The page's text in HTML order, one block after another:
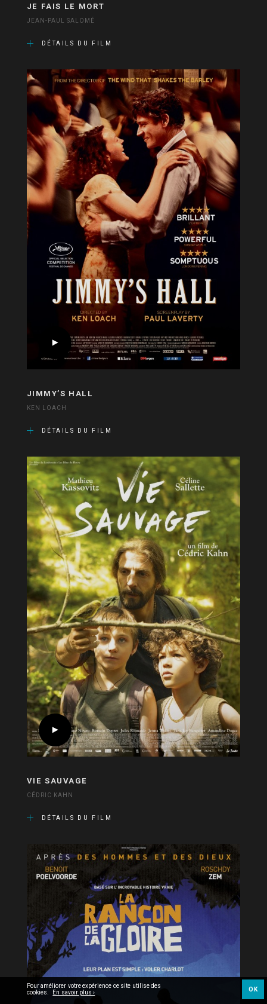
JE FAIS LE MORT
JEAN-PAUL SALOMÉ
DÉTAILS DU FILM
JIMMY’S HALL
KEN LOACH
DÉTAILS DU FILM
VIE SAUVAGE
CÉDRIC KAHN
DÉTAILS DU FILM
Pour améliorer votre expérience ce site utilise des
cookies. En savoir plus › OK